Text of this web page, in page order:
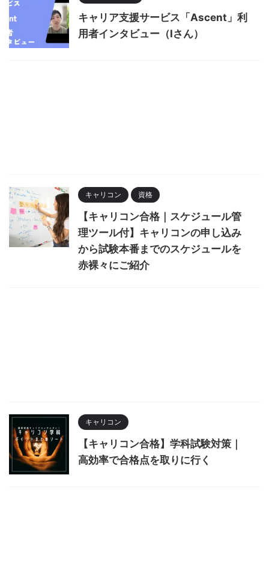
キャリア支援サービス「Ascent」利
用者インタビュー（Iさん）
キャリコン 資格
【キャリコン合格｜スケジュール管
理ツール付】キャリコンの申し込み
から試験本番までのスケジュールを
赤裸々にご紹介
キャリコン
【キャリコン合格】学科試験対策｜
高効率で合格点を取りに行く